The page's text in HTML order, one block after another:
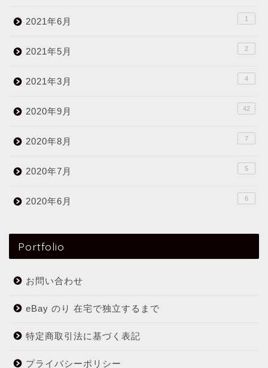
2021年6月 1
2021年5月 2
2021年3月 4
2020年9月 42
2020年8月 7
2020年7月 5
2020年6月 6
Portfolio
お問い合わせ
eBay のり 在宅で独立するまで
特定商取引法に基づく表記
プライバシーポリシー